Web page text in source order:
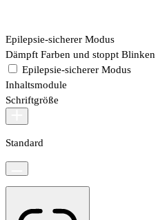
Epilepsie-sicherer Modus
Dämpft Farben und stoppt Blinken
Epilepsie-sicherer Modus
Inhaltsmodule
Schriftgröße
Standard